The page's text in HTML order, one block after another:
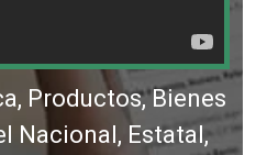
Productos, Bienes
Nacional, Estatal,